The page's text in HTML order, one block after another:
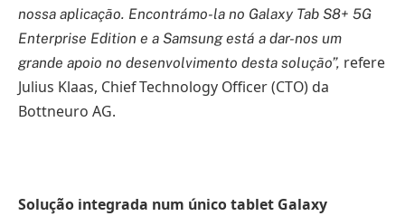
nossa aplicação. Encontrámo-la no Galaxy Tab S8+ 5G
Enterprise Edition e a Samsung está a dar-nos um
grande apoio no desenvolvimento desta solução”, refere
Julius Klaas, Chief Technology Officer (CTO) da
Bottneuro AG.
Solução integrada num único tablet Galaxy